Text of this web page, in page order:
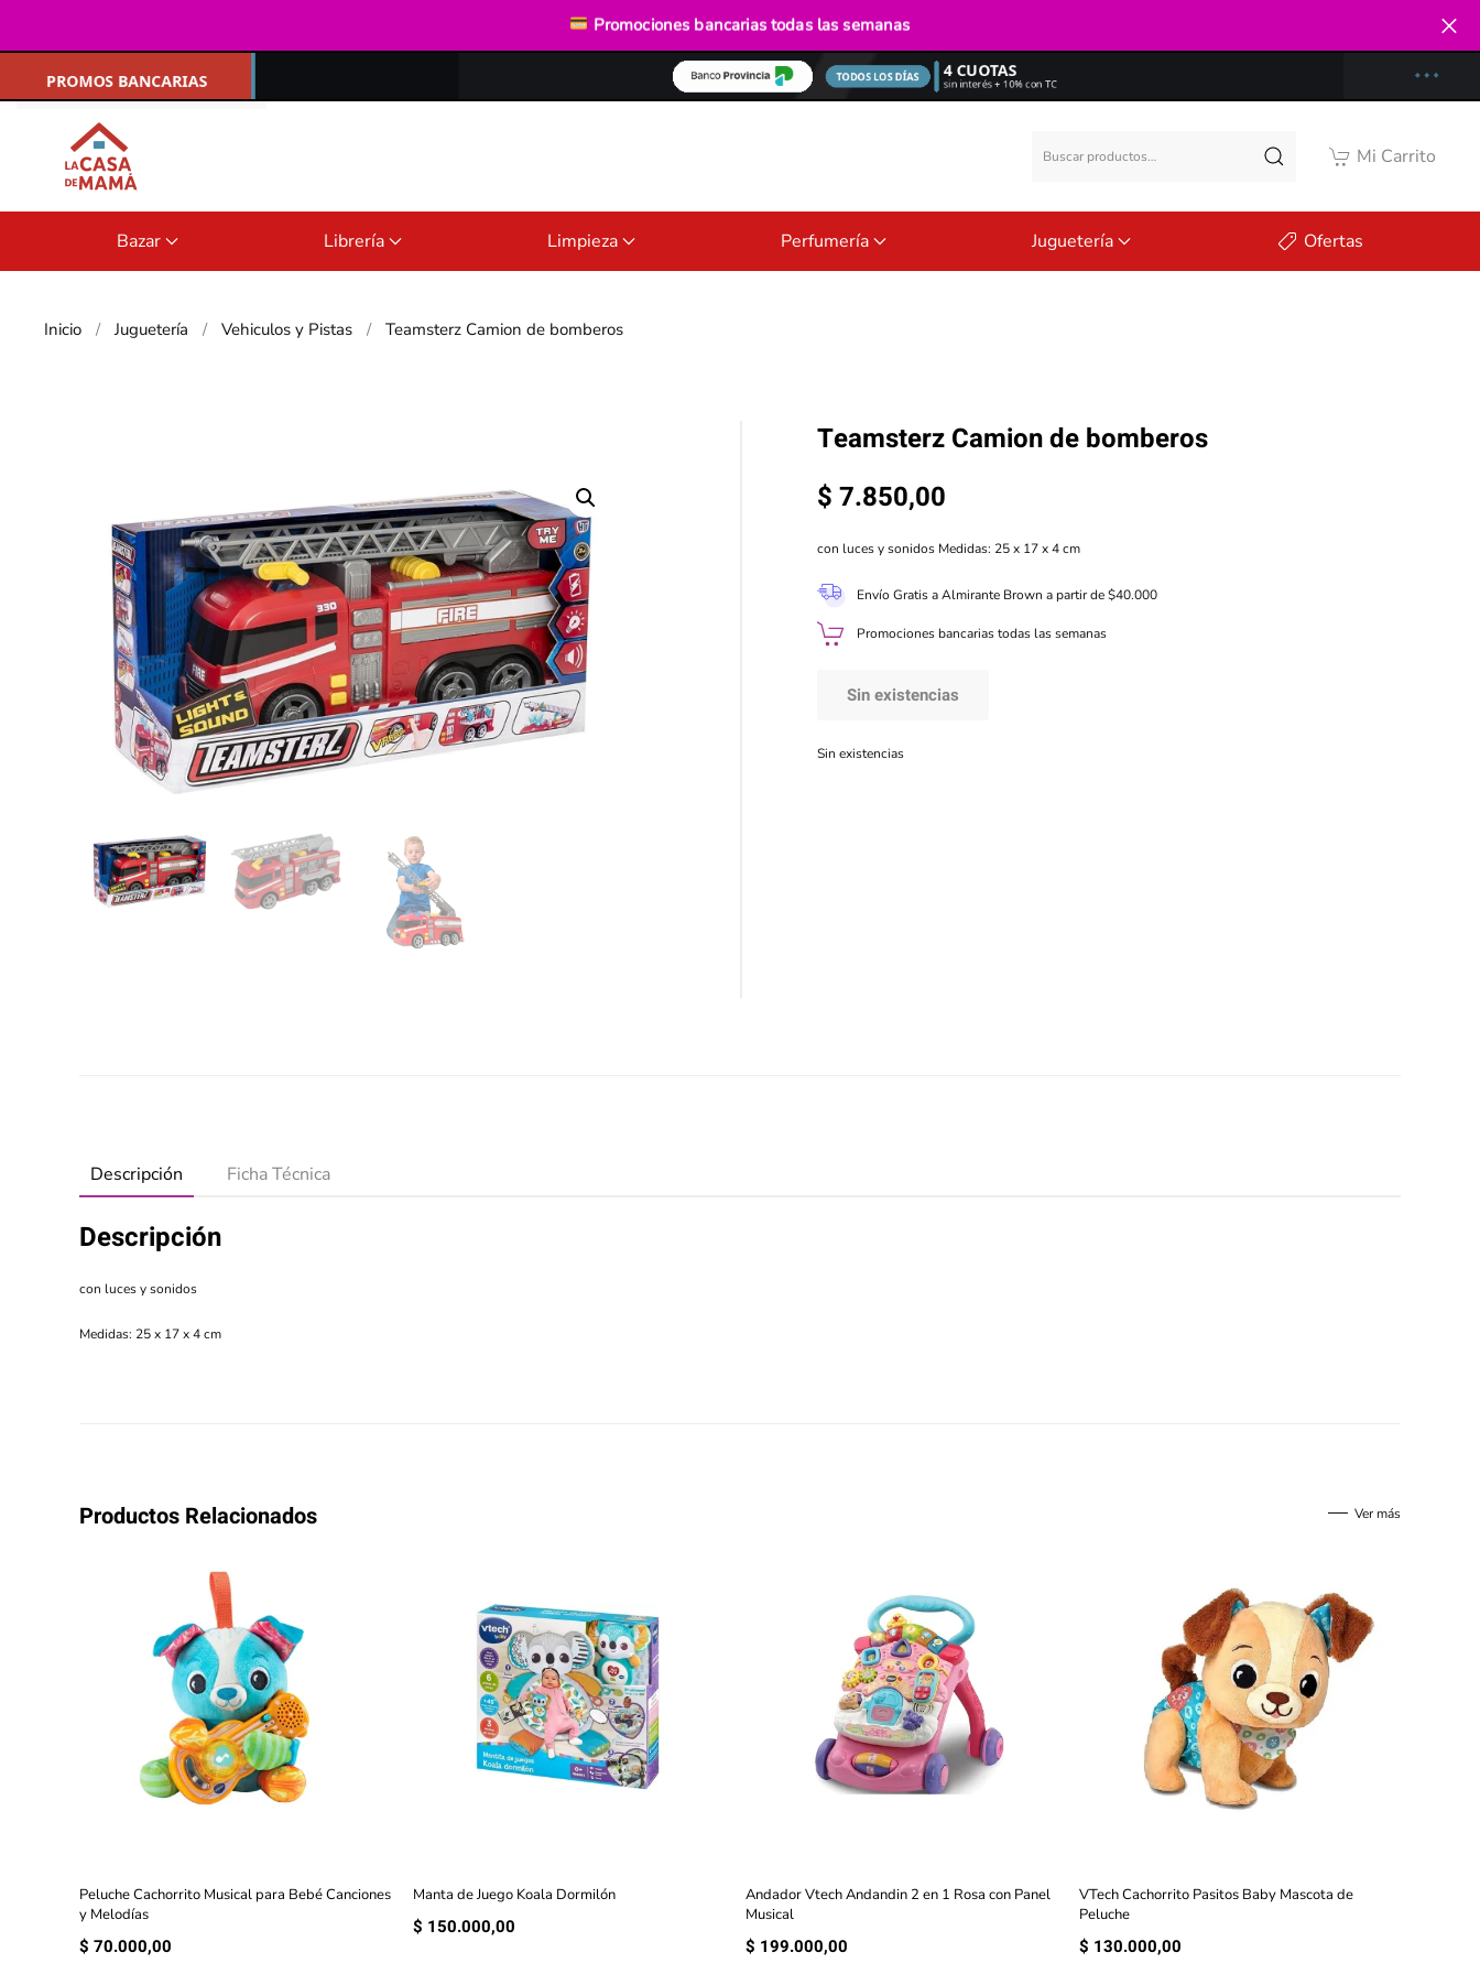
por:
Mi Carrito
Bazar Librería Limpieza Perfumería Juguetería Ofertas
Inicio Juguetería Vehiculos y Pistas Teamsterz Camion de bomberos
Teamsterz Camion de bomberos
$ 7.850,00
con luces y sonidos Medidas: 25 x 17 x 4 cm
Envío Gratis a Almirante Brown a partir de $40.000
Promociones bancarias todas las semanas
Sin existencias
Sin existencias
Descripción Ficha Técnica
Descripción
con luces y sonidos
Medidas: 25 x 17 x 4 cm
Productos Relacionados Ver más
Peluche Cachorrito Musical para Bebé Canciones
y Melodías
$ 70.000,00
Manta de Juego Koala Dormilón
$ 150.000,00
Andador Vtech Andandin 2 en 1 Rosa con Panel
Musical
$ 199.000,00
VTech Cachorrito Pasitos Baby Mascota de
Peluche
$ 130.000,00
Envío gratisdesde $40.000
Promociones bancariastodas las semanas